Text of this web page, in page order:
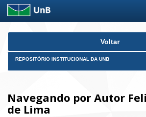
Skip
Voltar
REPOSITÓRIO INSTITUCIONAL DA UNB
Navegando por Autor
de Lima